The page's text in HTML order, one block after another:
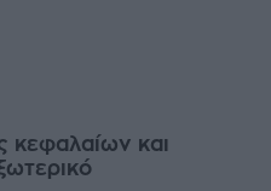
κεφαλαίων και